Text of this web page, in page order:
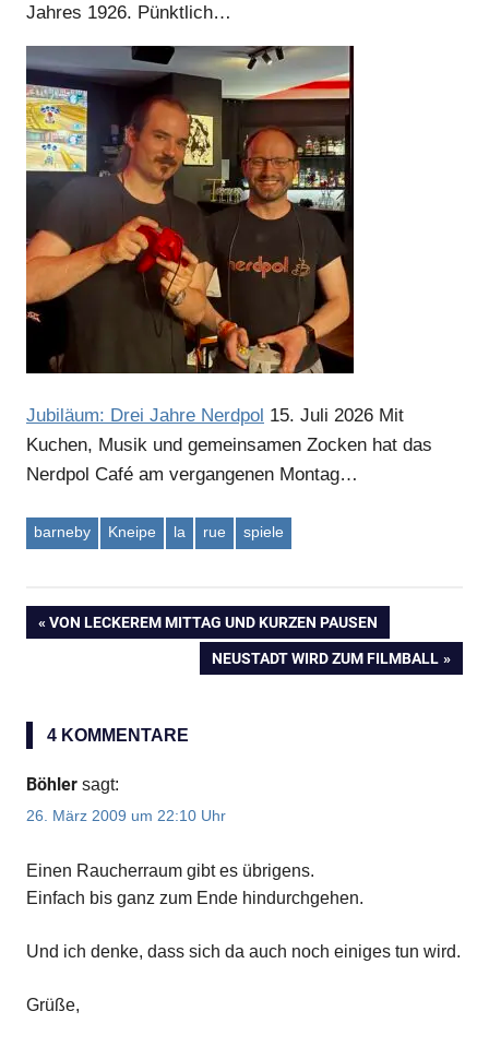
Jahres 1926. Pünktlich…
Jubiläum: Drei Jahre Nerdpol 15. Juli 2026 Mit
Kuchen, Musik und gemeinsamen Zocken hat das
Nerdpol Café am vergangenen Montag…
barneby Kneipe la rue spiele
Beitragsnavigation
VORHERIGER
VON LECKEREM MITTAG UND KURZEN PAUSEN
NÄCHSTER
NEUSTADT WIRD ZUM FILMBALL
4 KOMMENTARE
Böhler sagt:
26. März 2009 um 22:10 Uhr
Einen Raucherraum gibt es übrigens.
Einfach bis ganz zum Ende hindurchgehen.
Und ich denke, dass sich da auch noch einiges tun wird.
Grüße,